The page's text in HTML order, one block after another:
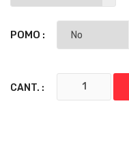
POMO :
CANT. :